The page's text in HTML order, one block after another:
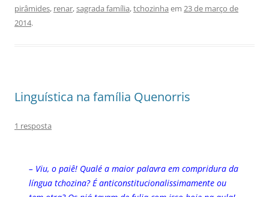
pirâmides, renar,sagrada família,tchozinha em 23 de março de
2014.
Linguística na família Quenorris
1 resposta
– Viu, o paiê! Qualé a maior palavra em compridura da
língua tchozina? Éanticonstitucionalissimamente ou